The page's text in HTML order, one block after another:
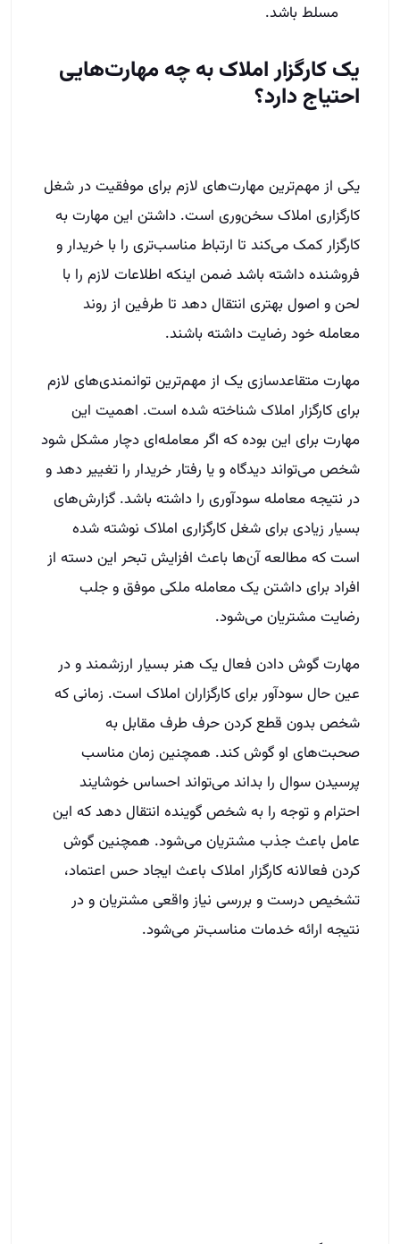
مسلط باشد.
یک کارگزار املاک به چه مهارت‌هایی
احتیاج دارد؟
یکی از مهم‌ترین مهارت‌های لازم برای موفقیت در شغل
کارگزاری املاک سخن‌وری است. داشتن این مهارت به
کارگزار کمک می‌کند تا ارتباط مناسب‌تری را با خریدار و
فروشنده داشته باشد ضمن اینکه اطلاعات لازم را با
لحن و اصول بهتری انتقال دهد تا طرفین از روند
معامله خود رضایت داشته باشند.
مهارت متقاعد‌سازی یک از مهم‌ترین توانمندی‌های لازم
برای کارگزار املاک شناخته شده است. اهمیت این
مهارت برای این بوده که اگر معامله‌ای دچار مشکل شود
شخص می‌تواند دیدگاه و یا رفتار خریدار را تغییر دهد و
در نتیجه معامله سودآوری را داشته باشد. گزارش‌های
بسیار زیادی برای شغل کارگزاری املاک نوشته شده
است که مطالعه آن‌ها باعث افزایش تبحر این دسته از
افراد برای داشتن یک معامله ملکی موفق و جلب
رضایت مشتریان می‌شود.
مهارت گوش دادن فعال یک هنر بسیار ارزشمند و در
عین حال سودآور برای کارگزاران املاک است. زمانی که
شخص بدون قطع کردن حرف طرف مقابل به
صحبت‌های او گوش کند. همچنین زمان مناسب
پرسیدن سوال را بداند می‌تواند احساس خوشایند
احترام و توجه را به شخص گوینده انتقال دهد که این
عامل باعث جذب مشتریان می‌شود. همچنین گوش
کردن فعالانه کارگزار املاک باعث ایجاد حس اعتماد،
تشخیص درست و بررسی نیاز واقعی مشتریان و در
نتیجه ارائه خدمات مناسب‌تر می‌شود.